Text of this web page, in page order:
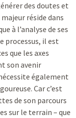
des doutes et
réside dans
à l’analyse de ses
processus, il est
que les axes
son avenir
également
Car c’est
de son parcours
sur le terrain – que